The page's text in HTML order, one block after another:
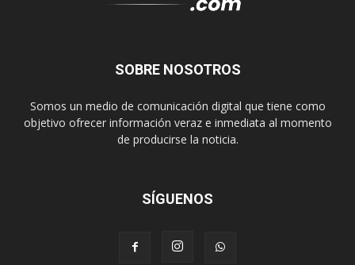
SOBRE NOSOTROS
Somos un medio de comunicación digital que tiene como
objetivo ofrecer información veraz e inmediata al momento
de producirse la noticia.
SÍGUENOS